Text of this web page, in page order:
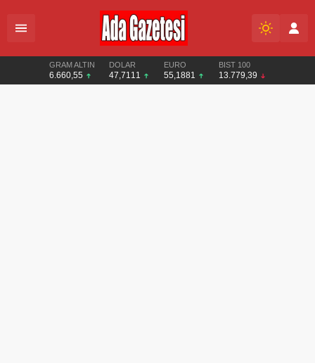
GRAM ALTIN
6.660,55
DOLAR
47,7111
EURO
55,1881
BIST 100
13.779,39